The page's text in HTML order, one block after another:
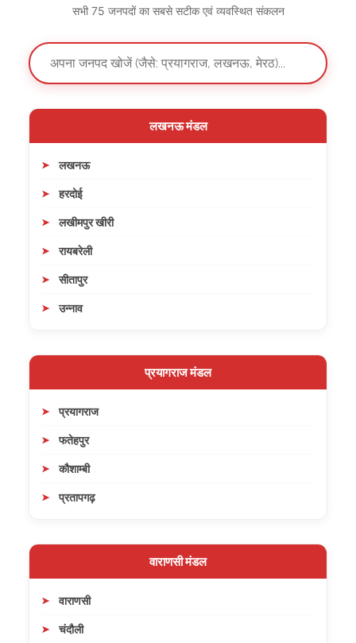
सभी 75 जनपदों का सबसे सटीक एवं व्यवस्थित संकलन
लखनऊ मंडल
लखनऊ
हरदोई
लखीमपुर खीरी
रायबरेली
सीतापुर
उन्नाव
प्रयागराज मंडल
प्रयागराज
फतेहपुर
कौशाम्बी
प्रतापगढ़
वाराणसी मंडल
वाराणसी
चंदौली